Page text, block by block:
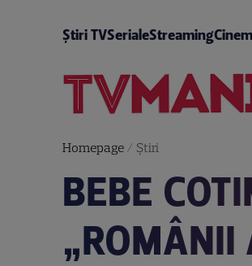
Știri TVSerialeStreaming
Homepage/ Știri
BEBE
„ROMÂNII